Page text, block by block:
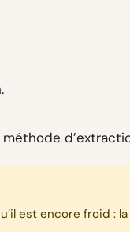
est encore froid : la